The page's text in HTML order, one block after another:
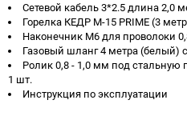
Сетевой кабель 3*2.5 длина 2,0
Горелка КЕДР M-15 PRIME (3
Наконечник М6 для проволоки
Газовый шланг 4 метра (белый)
Ролик 0,8 - 1,0 мм под стальную
1 шт.
Инструкция по эксплуатации